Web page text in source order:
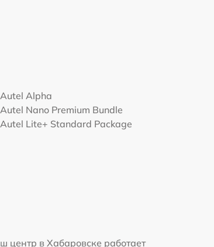
Autel Alpha
Autel Nano Premium Bundle
Autel Lite+ Standard Package
центр в Хабаровске работает